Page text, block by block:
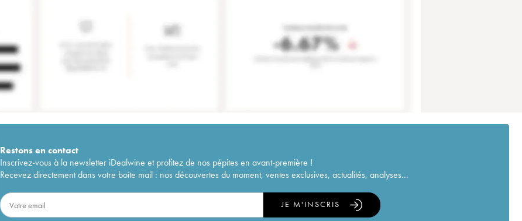
Restons encontact
Inscrivez-vous à la newsletter iDealwine et profitez de nos pépites en avant-première !
Recevez directement dans votre boîte mail : nos découvertes du moment, ventes exclusives, actualités, analyses...
JE M'INSCRIS